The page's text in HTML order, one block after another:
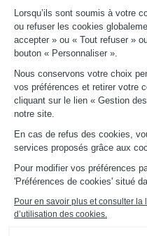
Lorsqu’ils sont soumis à votre
ou refuser les cookies
accepter » ou « Tout refuser »
bouton « Personnaliser ».
Nous conservons votre choix
vos préférences et retirer votre
cliquant sur le lien « Gestion
notre site.
En cas de refus des cookies,
services proposés grâce aux
Pour modifier vos préférences
'Préférences de cookies' situé
Pour en savoir plus et consulter
d’utilisation des cookies.
LIENS UTILES
Promotions
Fiches produits
Guides de pose et d’entretien
Consulter notre catalogue
À PROPOS
Actualités du groupe
Ouvrir un magasin
Schmidt dans le monde
Nos magasins en France